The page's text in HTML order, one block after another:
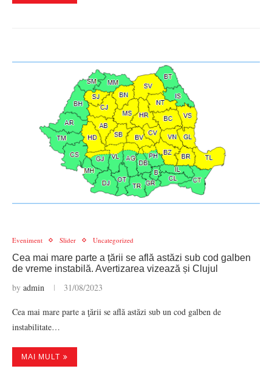
Eveniment Slider Uncategorized
Cea mai mare parte a țării se află astăzi sub cod galben
de vreme instabilă. Avertizarea vizează și Clujul
by admin 31/08/2023
Cea mai mare parte a ţării se află astăzi sub un cod galben de
instabilitate…
MAI MULT